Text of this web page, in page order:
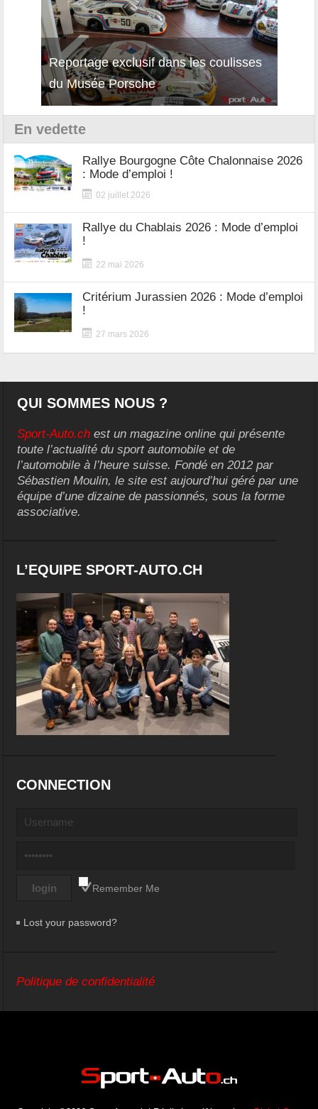
Reportage exclusif dans les coulisses
du Musée Porsche
En vedette
Rallye Bourgogne Côte Chalonnaise 2026
: Mode d’emploi !
02 juillet 2026
Rallye du Chablais 2026 : Mode d’emploi
!
22 mai 2026
Critérium Jurassien 2026 : Mode d’emploi
!
27 mars 2026
QUI SOMMES NOUS ?
Sport-Auto.ch est un magazine online qui présente
toute l’actualité du sport automobile et de
l’automobile à l’heure suisse. Fondé en 2012 par
Sébastien Moulin, le site est aujourd’hui géré par une
équipe d’une dizaine de passionnés, sous la forme
associative.
L’EQUIPE SPORT-AUTO.CH
CONNECTION
Remember Me
Lost your password?
Politique de confidentialité